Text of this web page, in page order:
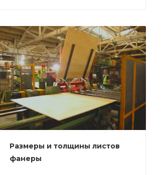
Размеры и толщины листов
фанеры